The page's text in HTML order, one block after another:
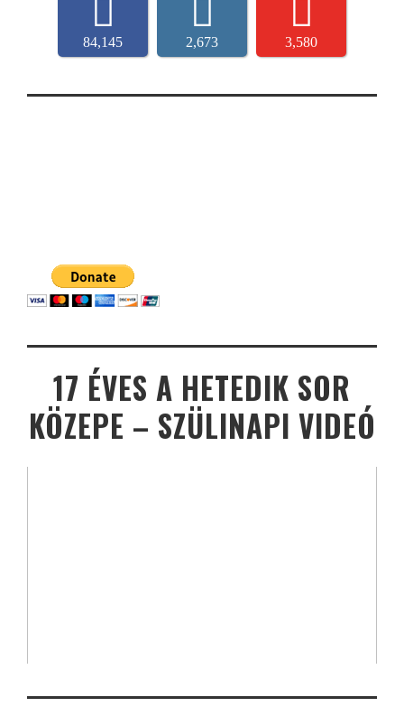
84,145 2,673 3,580
17 ÉVES A HETEDIK SOR
KÖZEPE – SZÜLINAPI VIDEÓ